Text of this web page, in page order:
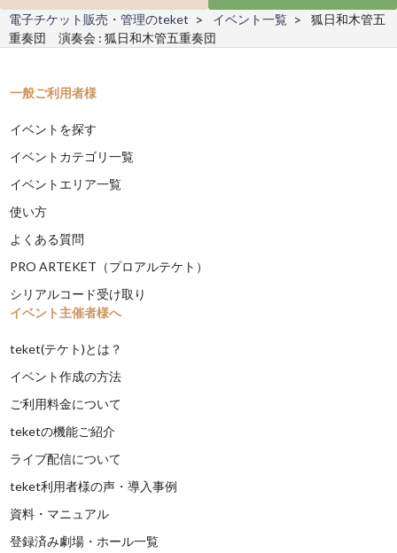
電子チケット販売・管理のteket イベント一覧
狐日和木管五
重奏団 演奏会 : 狐日和木管五重奏団
一般ご利用者様
イベントを探す
イベントカテゴリ一覧
イベントエリア一覧
使い方
よくある質問
PRO ARTEKET（プロアルテケト）
シリアルコード受け取り
イベント主催者様へ
teket(テケト)とは？
イベント作成の方法
ご利用料金について
teketの機能ご紹介
ライブ配信について
teket利用者様の声・導入事例
資料・マニュアル
登録済み劇場・ホール一覧